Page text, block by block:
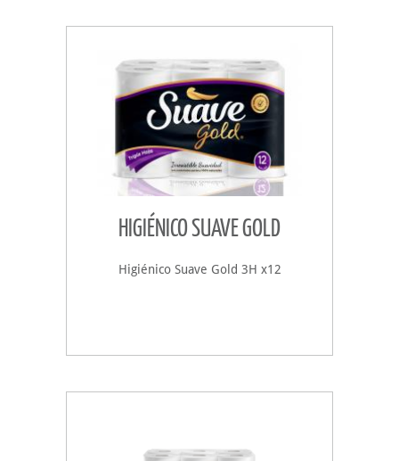
HIGIÉNICO SUAVE GOLD
Higiénico Suave Gold 3H x12